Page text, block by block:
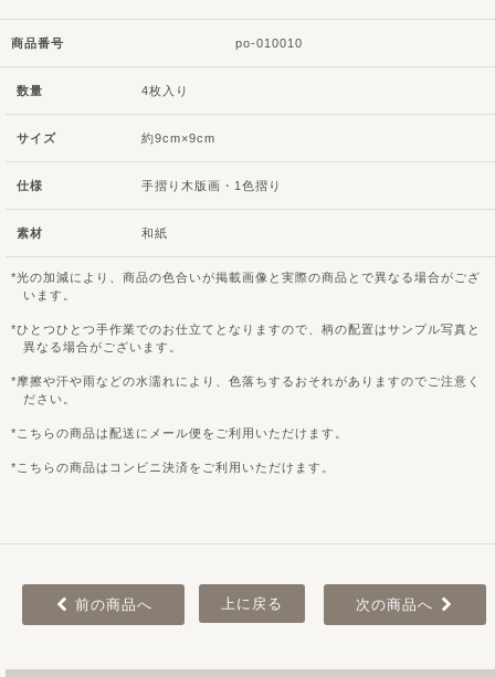
数量 4枚入り
サイズ 約9cm×9cm
仕様 手摺り木版画・1色摺り
素材 和紙
光の加減により、商品の色合いが掲載画像と実際の商品とで異なる場合がござ
います。
ひとつひとつ手作業でのお仕立てとなりますので、柄の配置はサンプル写真と
異なる場合がございます。
摩擦や汗や雨などの水濡れにより、色落ちするおそれがありますのでご注意く
ださい。
こちらの商品は配送にメール便をご利用いただけます。
こちらの商品はコンビニ決済をご利用いただけます。
商品番号 po-010010
前の商品へ 上に戻る 次の商品へ